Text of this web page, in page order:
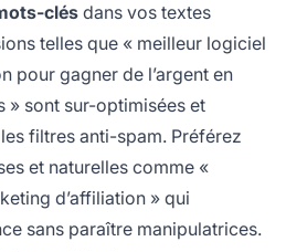
clés dans vos textes
telles que « meilleur logiciel
pour gagner de l’argent en
» sont sur-optimisées et
filtres anti-spam. Préférez
et naturelles comme «
d’affiliation » qui
sans paraître manipulatrices.